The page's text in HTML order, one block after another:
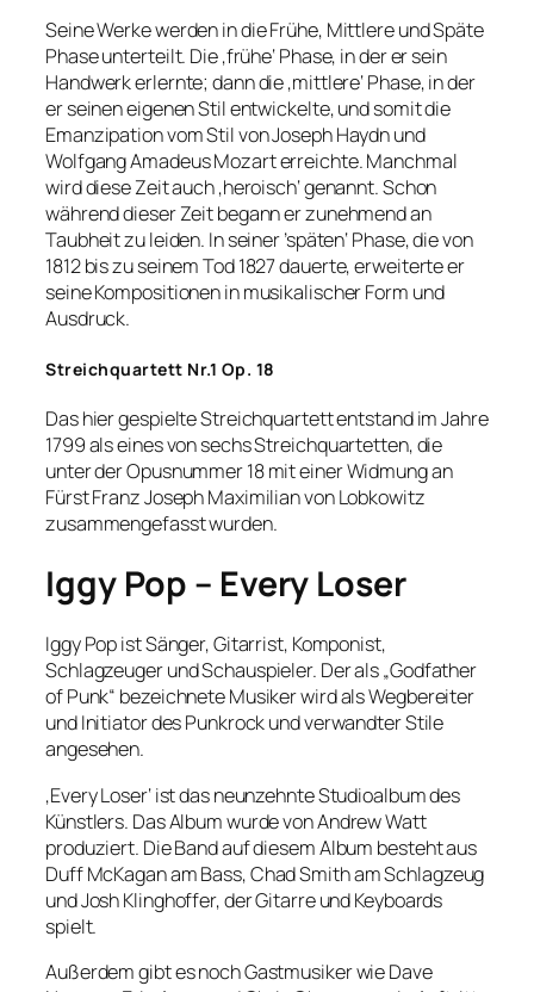
Seine Werke werden in die Frühe, Mittlere und Späte
Phase unterteilt. Die ‚frühe‘ Phase, in der er sein
Handwerk erlernte; dann die ‚mittlere‘ Phase, in der
er seinen eigenen Stil entwickelte, und somit die
Emanzipation vom Stil von Joseph Haydn und
Wolfgang Amadeus Mozart erreichte. Manchmal
wird diese Zeit auch ‚heroisch‘ genannt. Schon
während dieser Zeit begann er zunehmend an
Taubheit zu leiden. In seiner ’späten‘ Phase, die von
1812 bis zu seinem Tod 1827 dauerte, erweiterte er
seine Kompositionen in musikalischer Form und
Ausdruck.
Streichquartett Nr.1 Op. 18
Das hier gespielte Streichquartett entstand im Jahre
1799 als eines von sechs Streichquartetten, die
unter der Opusnummer 18 mit einer Widmung an
Fürst Franz Joseph Maximilian von Lobkowitz
zusammengefasst wurden.
Iggy Pop – Every Loser
Iggy Pop ist Sänger, Gitarrist, Komponist,
Schlagzeuger und Schauspieler. Der als „Godfather
of Punk“ bezeichnete Musiker wird als Wegbereiter
und Initiator des Punkrock und verwandter Stile
angesehen.
‚Every Loser‘ ist das neunzehnte Studioalbum des
Künstlers. Das Album wurde von Andrew Watt
produziert. Die Band auf diesem Album besteht aus
Duff McKagan am Bass, Chad Smith am Schlagzeug
und Josh Klinghoffer, der Gitarre und Keyboards
spielt.
Außerdem gibt es noch Gastmusiker wie Dave